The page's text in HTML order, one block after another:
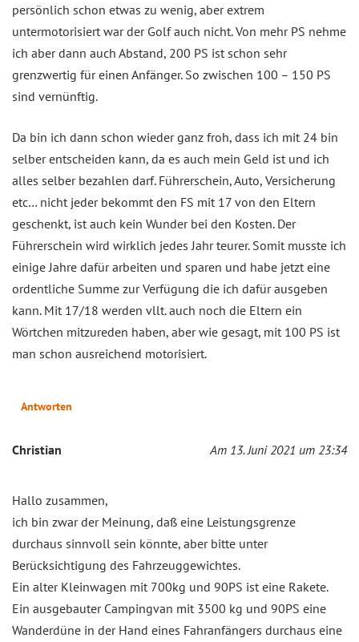
persönlich schon etwas zu wenig, aber extrem
untermotorisiert war der Golf auch nicht. Von mehr PS nehme
ich aber dann auch Abstand, 200 PS ist schon sehr
grenzwertig für einen Anfänger. So zwischen 100 – 150 PS
sind vernünftig.
Da bin ich dann schon wieder ganz froh, dass ich mit 24 bin
selber entscheiden kann, da es auch mein Geld ist und ich
alles selber bezahlen darf. Führerschein, Auto, Versicherung
etc… nicht jeder bekommt den FS mit 17 von den Eltern
geschenkt, ist auch kein Wunder bei den Kosten. Der
Führerschein wird wirklich jedes Jahr teurer. Somit musste ich
einige Jahre dafür arbeiten und sparen und habe jetzt eine
ordentliche Summe zur Verfügung die ich dafür ausgeben
kann. Mit 17/18 werden vllt. auch noch die Eltern ein
Wörtchen mitzureden haben, aber wie gesagt, mit 100 PS ist
man schon ausreichend motorisiert.
Antworten
Christian Am 13. Juni 2021 um 23:34
Hallo zusammen,
ich bin zwar der Meinung, daß eine Leistungsgrenze
durchaus sinnvoll sein könnte, aber bitte unter
Berücksichtigung des Fahrzeuggewichtes.
Ein alter Kleinwagen mit 700kg und 90PS ist eine Rakete.
Ein ausgebauter Campingvan mit 3500 kg und 90PS eine
Wanderdüne in der Hand eines Fahranfängers durchaus eine